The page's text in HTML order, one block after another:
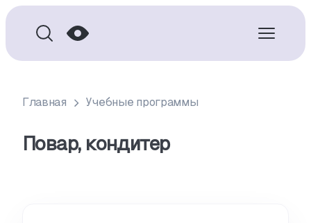
Главная Учебные программы
Повар, кондитер